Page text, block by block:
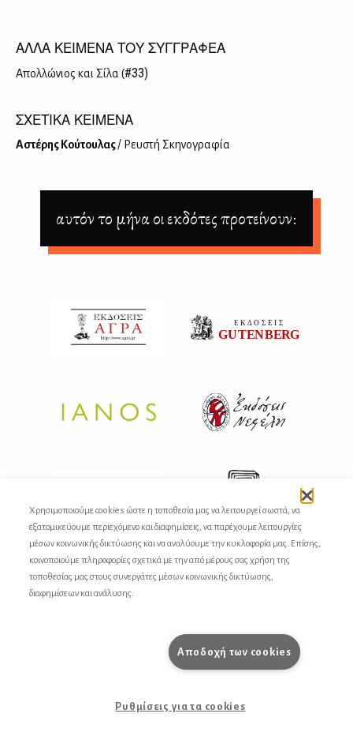
ΑΛΛΑ ΚΕΙΜΕΝΑ ΤΟΥ ΣΥΓΓΡΑΦΕΑ
Απολ­λώ­νιος και Σί­λα (#33)
ΣΧΕΤΙΚΑ ΚΕΙΜΕΝΑ
Αστέ­ρης Κού­του­λας/ Ρευ­στή Σκη­νο­γρα­φία
αυτόν το μήνα οι εκδότες προτείνουν:
Χρησιμοποιούμε cookies ώστε η τοποθεσία μας να λειτουργεί σωστά, να
εξατομικεύουμε περιεχόμενο και διαφημίσεις, να παρέχουμε λειτουργίες
μέσων κοινωνικής δικτύωσης και να αναλύουμε την κυκλοφορία μας. Επίσης,
κοινοποιούμε πληροφορίες σχετικά με την από μέρους σας χρήση της
τοποθεσίας μας στους συνεργάτες μέσων κοινωνικής δικτύωσης,
διαφημίσεων και ανάλυσης.
Αποδοχή των cookies
Ρυθμίσεις για τα cookies